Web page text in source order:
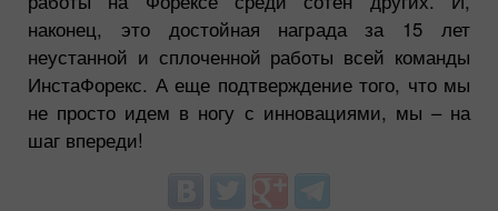
наконец, это достойная награда за 15 лет
неустанной и сплоченной работы всей команды
ИнстаФорекс. А еще подтверждение того, что мы
не просто идем в ногу с инновациями, мы – на
шаг впереди!